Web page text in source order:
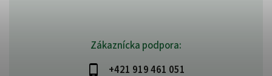
Zákaznícka podpora:
+421 919 461 051